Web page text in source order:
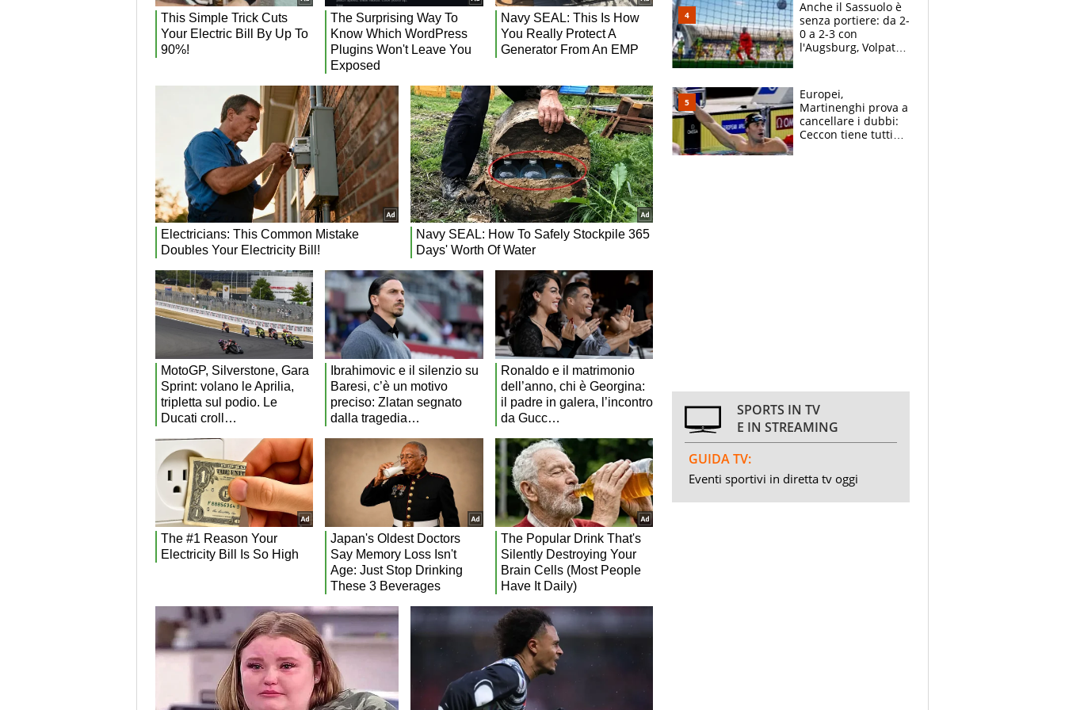
Anche il Sassuolo è
senza portiere: da 2-
0 a 2-3 con
l'Augsburg, Volpato
Europei,
Martinenghi prova a
cancellare i dubbi:
Ceccon tiene tutti
SPORTS IN TV
E IN STREAMING
GUIDA TV:
Eventi sportivi in diretta tv oggi